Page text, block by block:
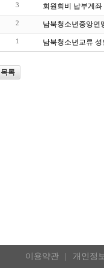
3 회원회비 납부계
2 남북청소년중앙연
1 남북청소년교류
목록
이용약관 개인정